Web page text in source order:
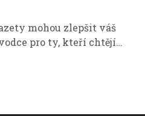
mohou zlepšit váš
pro ty, kteří chtějí